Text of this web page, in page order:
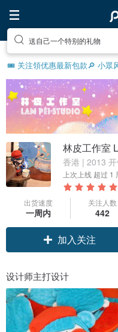
送自己一个特别的礼物
🎟️ 关注領优惠最新包款🔎 小眾
林皮工作室
香港 | 2013
上次上线 超过 1
出货速度
一周内
关注人数
442
领优惠券
设计师主打设计